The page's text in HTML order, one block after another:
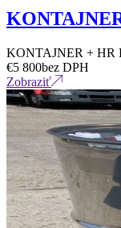
KONTAJNER + HR
€5 800bez DPH
Zobraziť